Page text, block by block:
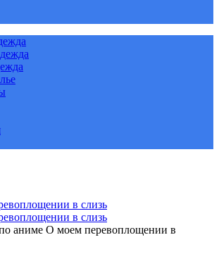
в слизь
в слизь
аниме О моем перевоплощении в